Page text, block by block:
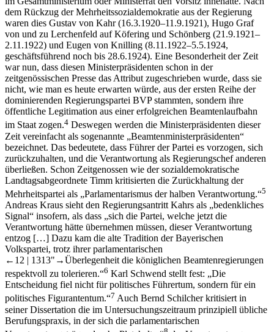
dem Rückzug der Mehrheitssozialdemokratie aus der Regierung
waren dies Gustav von Kahr (16.3.1920–11.9.1921), Hugo Graf
von und zu Lerchenfeld auf Köfering und Schönberg (21.9.1921–
2.11.1922) und Eugen von Knilling (8.11.1922–5.5.1924,
geschäftsführend noch bis 28.6.1924). Eine Besonderheit der Zeit
war nun, dass diesen Ministerpräsidenten schon in der
zeitgenössischen Presse das Attribut zugeschrieben wurde, dass sie
nicht, wie man es heute erwarten würde, aus der ersten Reihe der
dominierenden Regierungspartei BVP stammten, sondern ihre
öffentliche Legitimation aus einer erfolgreichen Beamtenlaufbahn
im Staat zogen.4 Deswegen werden die Ministerpräsidenten dieser
Zeit vereinfacht als sogenannte „Beamtenministerpräsidenten“
bezeichnet. Das bedeutete, dass Führer der Partei es vorzogen, sich
zurückzuhalten, und die Verantwortung als Regierungschef anderen
überließen. Schon Zeitgenossen wie der sozialdemokratische
Landtagsabgeordnete Timm kritisierten die Zurückhaltung der
Mehrheitspartei als „Parlamentarismus der halben Verantwortung.“5
Andreas Kraus sieht den Regierungsantritt Kahrs als „bedenkliches
Signal“ insofern, als dass „sich die Partei, welche jetzt die
Verantwortung hätte übernehmen müssen, dieser Verantwortung
entzog […] Dazu kam die alte Tradition der Bayerischen
Volkspartei, trotz ihrer parlamentarischen
←12 | 1313"→Überlegenheit die königlichen Beamtenregierungen
respektvoll zu tolerieren.“6 Karl Schwend stellt fest: „Die
Entscheidung fiel nicht für politisches Führertum, sondern für ein
politisches Figurantentum.“7 Auch Bernd Schilcher kritisiert in
seiner Dissertation die im Untersuchungszeitraum prinzipiell übliche
Berufungspraxis, in der sich die parlamentarischen